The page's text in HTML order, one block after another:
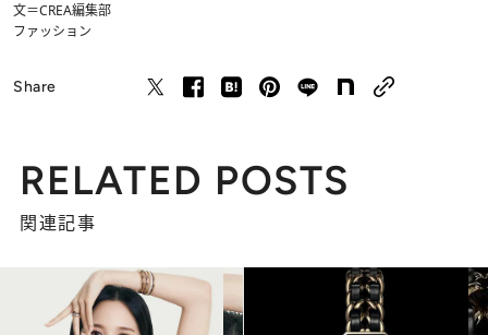
文＝CREA編集部
ファッション
Share
RELATED POSTS
関連記事